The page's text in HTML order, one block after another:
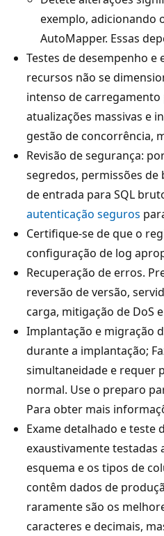
exemplo, adicionando
AutoMapper. Essas
Testes de desempenho
recursos não se
intenso de carregamento
atualizações massivas e
gestão de concorrência,
Revisão de segurança:
segredos, permissões de
de entrada para SQL
autenticação seguros
Certifique-se de que o
configuração de log
Recuperação de erros.
reversão de versão,
carga, mitigação de DoS
Implantação e migração
durante a implantação;
simultaneidade e requer
normal. Use o preparo
Para obter mais
Exame detalhado e teste
exaustivamente testadas
esquema e os tipos de
contêm dados de
raramente são os
caracteres e decimais,